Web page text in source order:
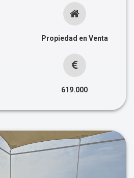
Propiedad en Venta
619.000